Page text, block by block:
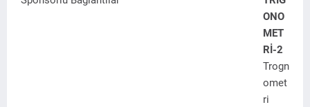
ONO
MET
Rİ-2
Trogn
omet
ri